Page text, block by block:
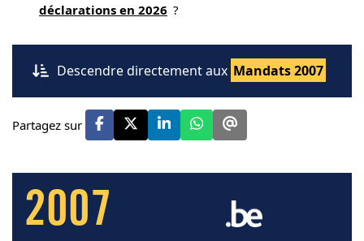
déclarations en 2026 ?
Descendre directement aux Mandats 2007
Partagez sur
2007